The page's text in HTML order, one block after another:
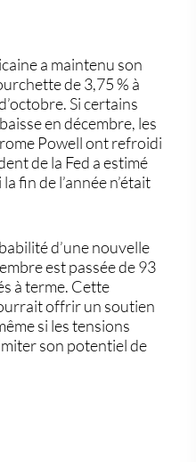
a maintenu son
de 3,75 % à
Si certains
en décembre, les
Powellont refroidi
de la Fed a estimé
fin de l’année n’était
d’une nouvelle
est passée de 93
à terme. Cette
offrir un soutien
si les tensions
son potentiel de